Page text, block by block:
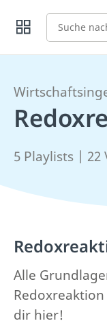
Suche
5 Playlists | 22
Alle
dir hier!